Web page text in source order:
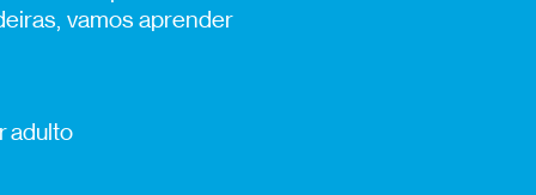
vamos aprender
adulto